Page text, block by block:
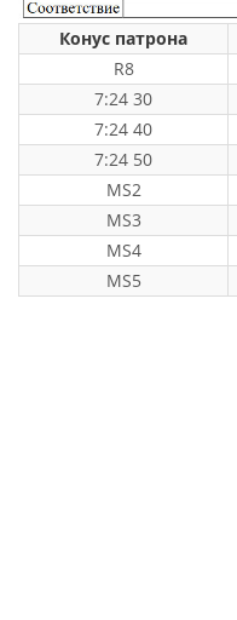
Конус патрона
R8
7:24 30
7:24 40
7:24 50
MS2
MS3
MS4
MS5